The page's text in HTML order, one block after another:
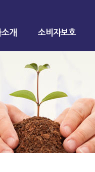
개 소비자보호